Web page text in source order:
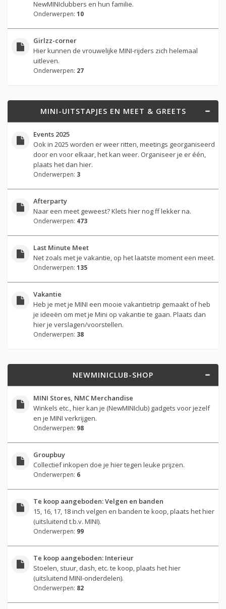
NewMINIclubbers en hun familie.
Onderwerpen: 10
Girlzz-corner
Hier kunnen de vrouwelijke MINI-rijders zich helemaal
uitleven.
Onderwerpen: 27
MINI-UITSTAPJES EN MEET & GREETS
Events 2025
Ook in 2025 worden er weer ritten, meetings georganiseerd
door en voor elkaar, het kan weer. Organiseer je er één,
plaats het dan hier.
Onderwerpen: 3
Afterparty
Naar een meet geweest? Klets hier nog ff lekker na.
Onderwerpen: 473
Last Minute Meet
Net zoals met je vakantie, op het laatste moment een meet.
Onderwerpen: 135
Vakantie
Heb je met je MINI een mooie vakantietrip gemaakt of heb
je ideeën om met je Mini op vakantie te gaan. Plaats dan
hier je verslagen/voorstellen.
Onderwerpen: 38
NEWMINICLUB-SHOP
MINI Stores, NMC Merchandise
Winkels etc., hier kan je (NewMINIclub) gadgets voor jezelf
en je MINI verkrijgen.
Onderwerpen: 98
Groupbuy
Collectief inkopen doe je hier tegen leuke prijzen.
Onderwerpen: 6
Te koop aangeboden: Velgen en banden
15, 16, 17, 18 inch velgen en banden te koop, plaats het hier
(uitsluitend t.b.v. MINI).
Onderwerpen: 99
Te koop aangeboden: Interieur
Stoelen, stuur, dash, etc. te koop, plaats het hier
(uitsluitend MINI-onderdelen).
Onderwerpen: 82